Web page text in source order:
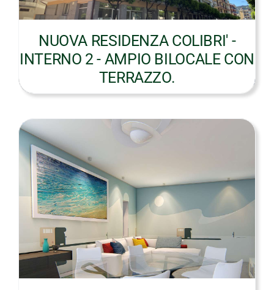
NUOVA RESIDENZA COLIBRI' -
INTERNO 2 - AMPIO BILOCALE CON
TERRAZZO.